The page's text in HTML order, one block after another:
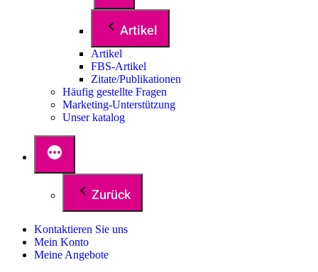
Artikel
Artikel
FBS-Artikel
Zitate/Publikationen
Häufig gestellte Fragen
Marketing-Unterstützung
Unser katalog
Zurück
Kontaktieren Sie uns
Mein Konto
Meine Angebote